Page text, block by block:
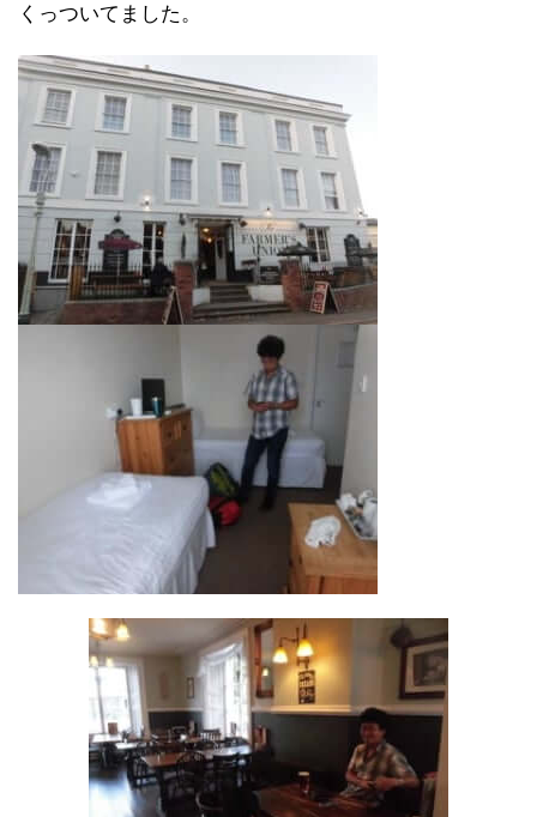
くっついてました。